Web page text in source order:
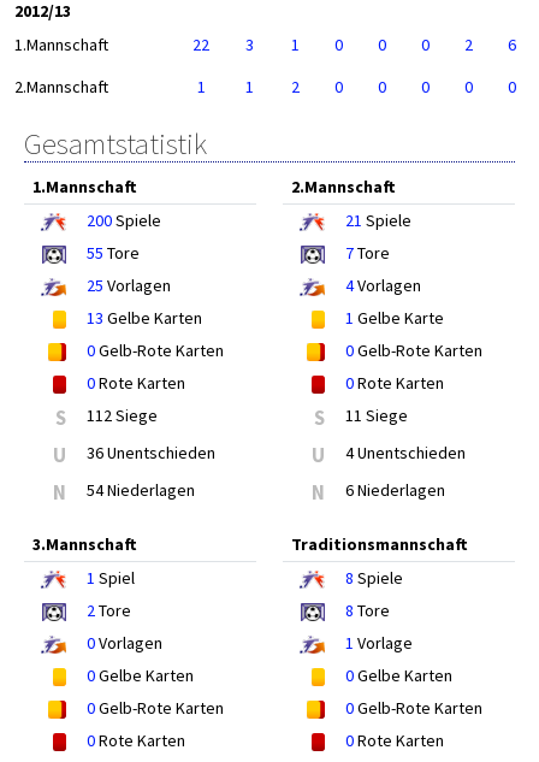
2012/13
1.Mannschaft
22 3 1 0 0 0 2
6
2.Mannschaft
1 1 2 0 0 0 0 0
Gesamtstatistik
1.Mannschaft
200Spiele
55 Tore
25 Vorlagen
13 Gelbe Karten
0Gelb-Rote Karten
0Rote Karten
S 112 Siege
U 36 Unentschieden
N 54 Niederlagen
2.Mannschaft
21 Spiele
7Tore
4Vorlagen
1 Gelbe Karte
0Gelb-Rote Karten
0Rote Karten
S 11 Siege
U 4 Unentschieden
N 6 Niederlagen
3.Mannschaft
1 Spiel
2Tore
0Vorlagen
0Gelbe Karten
0Gelb-Rote Karten
0Rote Karten
Traditionsmannschaft
8 Spiele
8 Tore
1 Vorlage
0Gelbe Karten
0Gelb-Rote Karten
0Rote Karten